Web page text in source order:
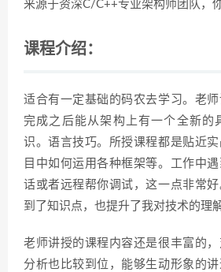
来源于资深C/C++专业架构师团队，
课程介绍：
适合有一定基础的码农去学习。老
完成之后能从架构上有一个全新的
识。语言技巧。所授课程都是贴近
目中如何运用各种框架等。工作中
话或者远程帮你调试，这一点非常
到了知识点，也提升了我对技术的理解
老师讲授的课程内容还是很丰富的
分析也比较到位，能够生动形象的